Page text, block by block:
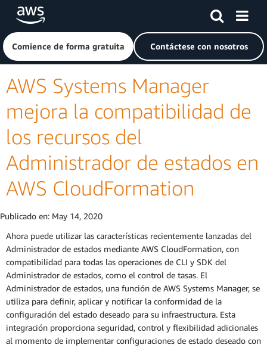
Saltar al contenido principal
Haga clic aquí para volver a la página de inicio de Amazon
Comience de forma gratuita Contáctese con nosotros
AWS Systems Manager
mejora la compatibilidad de
los recursos del
Administrador de estados en
AWS CloudFormation
Publicado en: May 14, 2020
Ahora puede utilizar las características recientemente lanzadas del
Administrador de estados mediante AWS CloudFormation, con
compatibilidad para todas las operaciones de CLI y SDK del
Administrador de estados, como el control de tasas. El
Administrador de estados, una función de AWS Systems Manager, se
utiliza para definir, aplicar y notificar la conformidad de la
configuración del estado deseado para su infraestructura. Esta
integración proporciona seguridad, control y flexibilidad adicionales
al momento de implementar configuraciones de estado deseado con